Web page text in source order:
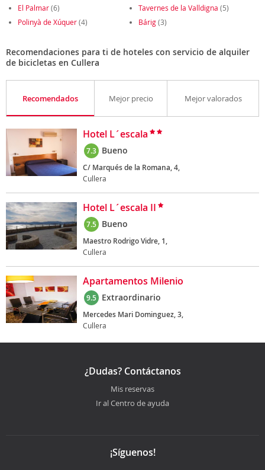
El Palmar(6) Tavernes de la Valldigna (5)
Polinyà de Xúquer(4) Bárig(3)
Recomendaciones para ti de hoteles con servicio de alquiler
de bicicletas en Cullera
Recomendados Mejor precio Mejor valorados
Hotel L´escala
7.3 Bueno
C/ Marqués de la Romana, 4,
Cullera
Hotel L´escala II
7.5 Bueno
Maestro Rodrigo Vidre, 1,
Cullera
Apartamentos Milenio
9.5 Extraordinario
Mercedes Mari Dominguez, 3,
Cullera
¿Dudas? Contáctanos
Mis reservas
Ir al Centro de ayuda
¡Síguenos!